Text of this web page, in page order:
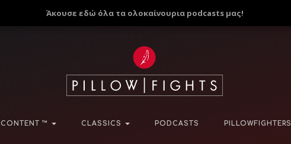
Άκουσε εδώ όλα τα ολοκαίνουρια podcasts μας!
CONTENT ™ CLASSICS PODCASTS PILLOWFIGHTERS